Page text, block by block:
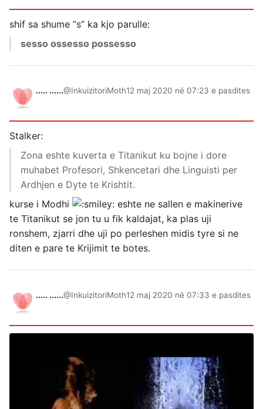
shif sa shume “s” ka kjo parulle:
sesso ossesso possesso
..... ......@InkuizitoriMoth12 maj 2020 në 07:23 e pasdites
Stalker:
Zona eshte kuverta e Titanikut ku bojne i dore
muhabet Profesori, Shkencetari dhe Linguisti per
Ardhjen e Dyte te Krishtit.
kurse i Modhi
eshte ne sallen e makinerive
te Titanikut se jon tu u fik kaldajat, ka plas uji
ronshem, zjarri dhe uji po perleshen midis tyre si ne
diten e pare te Krijimit te botes.
..... ......@InkuizitoriMoth12 maj 2020 në 07:33 e pasdites